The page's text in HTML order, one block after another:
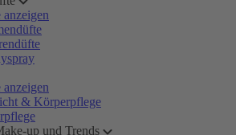
& Körperpflege
up und Trends